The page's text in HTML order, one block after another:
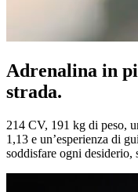
Adrenalina in
strada.
214 CV, 191 kg di peso,
1,13 e un’esperienza di
soddisfare ogni desiderio,